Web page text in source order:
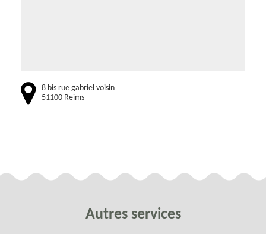
8 bis rue gabriel voisin
51100 Reims
Autres services